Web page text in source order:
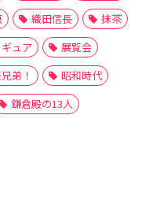
織田信長
抹茶
ュア
展覧会
弟！
昭和時代
鎌倉殿の13人